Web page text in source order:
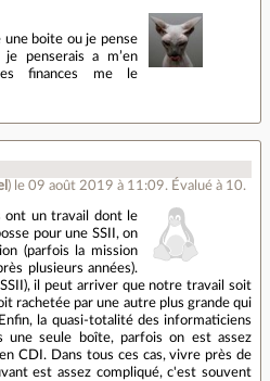
une boite ou je pense
penserais a m’en
finances me le
) le 09 août 2019 à 11:09. Évalué à 10.
ont un travail dont le
pour une SSII, on
(parfois la mission
plusieurs années).
il peut arriver que notre travail soit
rachetée par une autre plus grande qui
la quasi-totalité des informaticiens
une seule boîte, parfois on est assez
CDI. Dans tous ces cas, vivre près de
est assez compliqué, c'est souvent